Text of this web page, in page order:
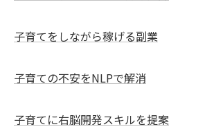
子育てをしながら稼げる副業
子育ての不安をNLPで解消
子育てに右脳開発スキルを提案